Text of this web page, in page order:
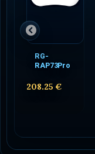
RG-
RAP73Pro
208.25 €